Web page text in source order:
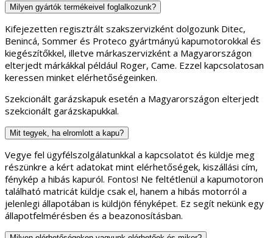
Milyen gyártók termékeivel foglalkozunk?
Kifejezetten regisztrált szakszervizként dolgozunk Ditec,
Benincá, Sommer és Proteco gyártmányú kapumotorokkal és
kiegészítőkkel, illetve márkaszervizként a Magyarországon
elterjedt márkákkal például Roger, Came. Ezzel kapcsolatosan
keressen minket elérhetőségeinken.
Szekcionált garázskapuk esetén a Magyarországon elterjedt
szekcionált garázskapukkal.
Mit tegyek, ha elromlott a kapu?
Vegye fel ügyfélszolgálatunkkal a kapcsolatot és küldje meg
részünkre a kért adatokat mint elérhetőségek, kiszállási cím,
fénykép a hibás kapuról. Fontos! Ne feltétlenül a kapumotoron
található matricát küldje csak el, hanem a hibás motorról a
jelenlegi állapotában is küldjön fényképet. Ez segít nekünk egy
állapotfelmérésben és a beazonosításban.